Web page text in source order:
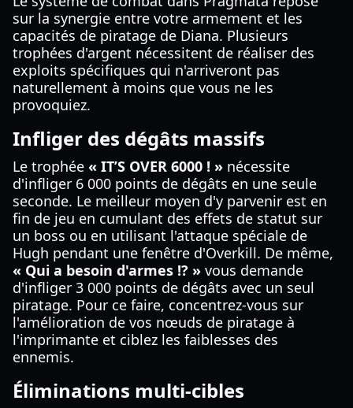
sur la synergie entre votre armement et les
capacités de piratage de Diana. Plusieurs
trophées d'argent nécessitent de réaliser des
exploits spécifiques qui n'arriveront pas
naturellement à moins que vous ne les
provoquiez.
Infliger des dégâts massifs
Le trophée « IT’S OVER 6000 ! » nécessite
d'infliger 6 000 points de dégâts en une seule
seconde. Le meilleur moyen d'y parvenir est en
fin de jeu en cumulant des effets de statut sur
un boss ou en utilisant l'attaque spéciale de
Hugh pendant une fenêtre d'Overkill. De même,
« Qui a besoin d'armes !? » vous demande
d'infliger 3 000 points de dégâts avec un seul
piratage. Pour ce faire, concentrez-vous sur
l'amélioration de vos nœuds de piratage à
l'imprimante et ciblez les faiblesses des
ennemis.
Éliminations multi-cibles